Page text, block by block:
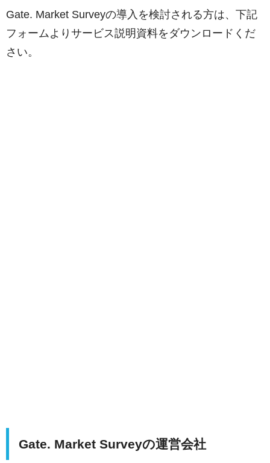
Gate. Market Surveyの導入を検討される方は、下記
フォームよりサービス説明資料をダウンロードくだ
さい。
Gate. Market Surveyの運営会社